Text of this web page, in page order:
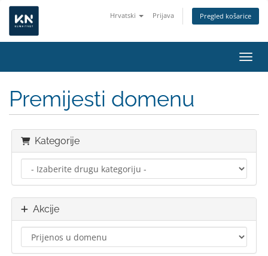
Hrvatski Prijava Pregled košarice
Premijesti domenu
Kategorije
Akcije